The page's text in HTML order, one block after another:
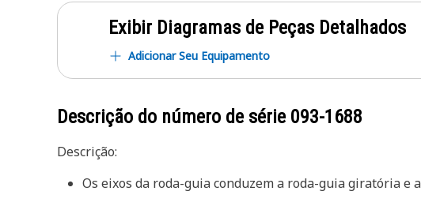
Exibir Diagramas de Peças Detalhados
Adicionar Seu Equipamento
Descrição do número de série 093-1688
Descrição:
Os eixos da roda-guia conduzem a roda-guia giratória e